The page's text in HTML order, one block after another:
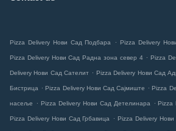
Pizza Delivery Нови Сад Подбара . Pizza Delivery
Pizza Delivery Нови Сад Радна зона север 4 . Pizza
Delivery Нови Сад Сателит . Pizza Delivery Нови Сад
Бистрица . Pizza Delivery Нови Сад Сајмиште . Pizza
насеље . Pizza Delivery Нови Сад Детелинара . Pizza
Pizza Delivery Нови Сад Грбавица . Pizza Delivery